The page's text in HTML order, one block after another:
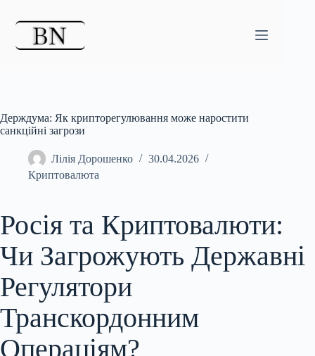
Держдума: Як крипторегулювання може наростити
санкційні загрози
Лілія Дорошенко
30.04.2026
Криптовалюта
Росія та Криптовалюти:
Чи Загрожують Державні
Регулятори
Транскордонним
Операціям?